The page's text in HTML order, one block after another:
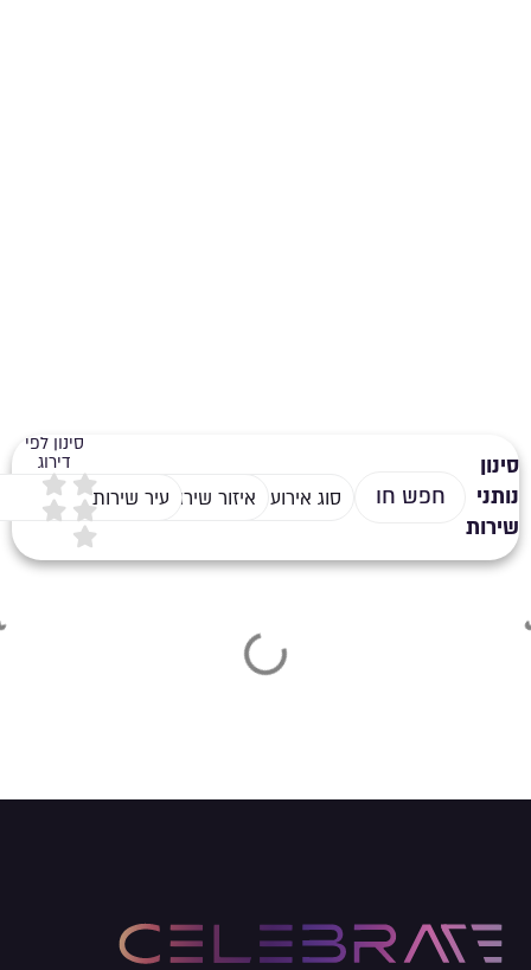
סינון
נותני
שירות
סוג אירוע איזור שירותעיר שירות
סינון לפי
דירוג